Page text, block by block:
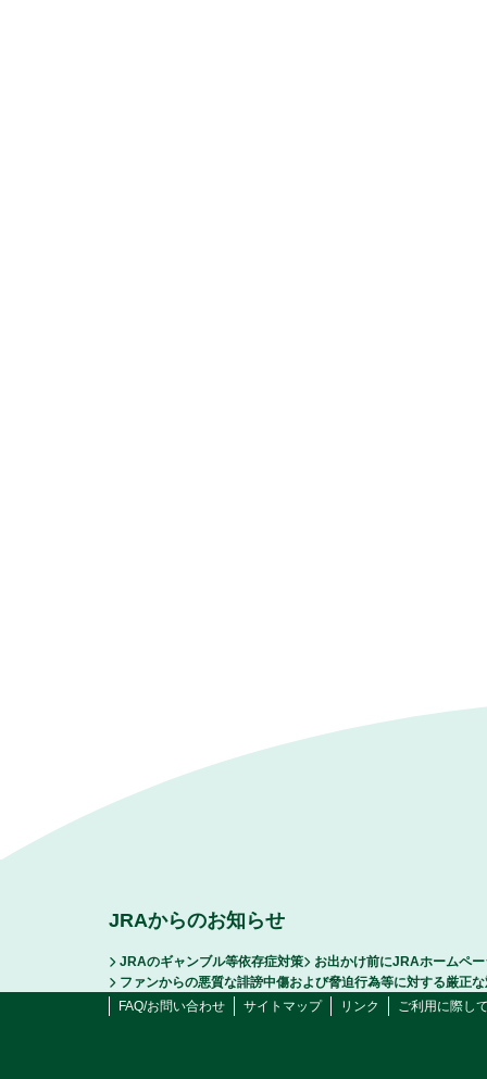
JRAからのお知らせ
JRAのギャンブル等依存症対策
お出かけ前にJRAホームペ
ファンからの悪質な誹謗中傷および脅迫行為等に対する厳正
FAQ/お問い合わせ
サイトマップ リンク ご利用に際し